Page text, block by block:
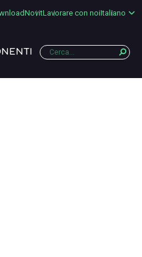
NovitLavorare con noiItaliano